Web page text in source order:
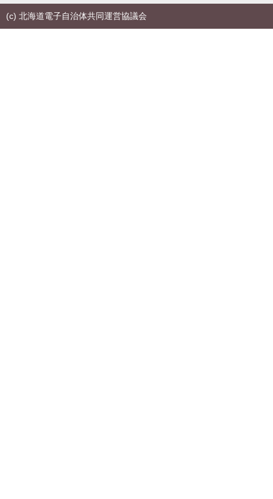
(c) 北海道電子自治体共同運営協議会